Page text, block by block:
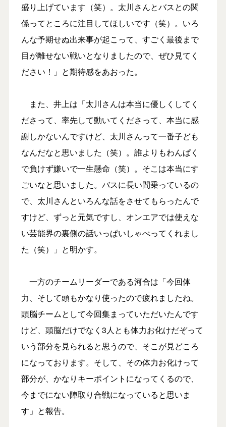
盛り上げています（笑）。太川さんとバスとの関
係ってところに注目してほしいです（笑）。いろ
んな予期せぬ出来事が起こって、すごく最後まで
目が離せない戦いとなりましたので、ぜひ見てく
ださい！」と期待感をあおった。
また、井上は「太川さんは本当に優しくしてく
ださって、率先して動いてくださって、本当に感
謝しかないんですけど、太川さんって一番子ども
なんだなと思いました（笑）。誰よりもわんぱく
で負けず嫌いで一生懸命（笑）。そこは本当にす
ごいなと思いました。バスに長い間乗っているの
で、太川さんといろんな話をさせてもらったんで
すけど、ずっと元気ですし、オンエアでは使えな
い芸能界の裏側の話いっぱいしゃべってくれまし
た（笑）」と明かす。
一方のチームリーダーである河合は「今回体
力、そして頭もかなり使ったので疲れましたね。
頭脳チームとして今回集まっていただいたんです
けど、頭脳だけでなく3人とも体力お化けだぞって
いう部分を見られると思うので、そこが見どころ
になっております。そして、その体力お化けって
部分が、かなりキーポイントになってくるので、
今までにない陣取り合戦になっていると思いま
す」と報告。